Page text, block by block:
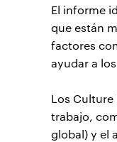
El informe
que están
factores
ayudar a
Los Culture
trabajo,
global) y el